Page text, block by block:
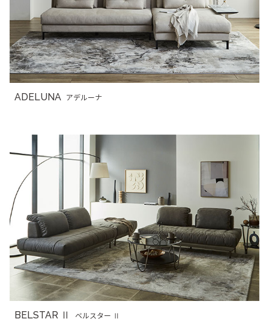
ADELUNA アデルーナ
BELSTAR Ⅱ ベルスター Ⅱ